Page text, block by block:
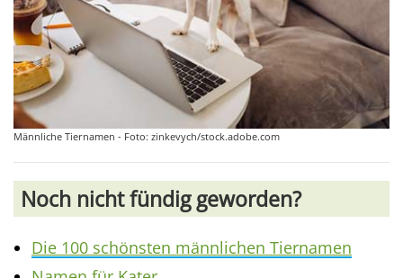
Männliche Tiernamen - Foto: zinkevych/stock.adobe.com
Noch nicht fündig geworden?
Die 100 schönsten männlichen Tiernamen